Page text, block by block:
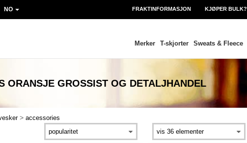
NO FRAKTINFORMASJON KJØPER BULK?
Merker T-skjorter Sweats & Fleece
ORANSJE GROSSIST OG DETALJHANDEL
> accessories